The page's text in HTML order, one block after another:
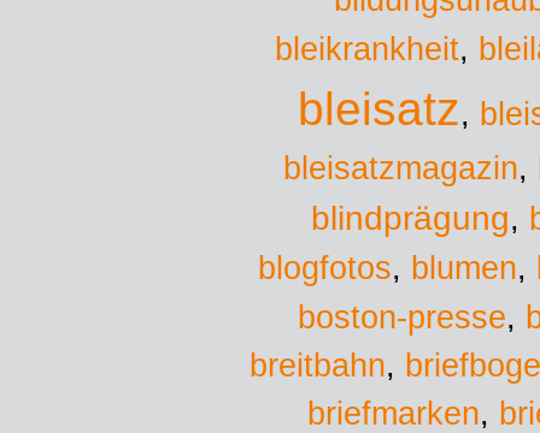
bleikrankheit,
bleisatz,
bleisatzmagazin,
blindprägung,
blogfotos, blumen,
boston-presse,
breitbahn,
briefmarken,